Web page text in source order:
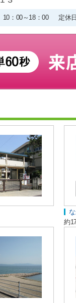
10：00～18：00 定休
約